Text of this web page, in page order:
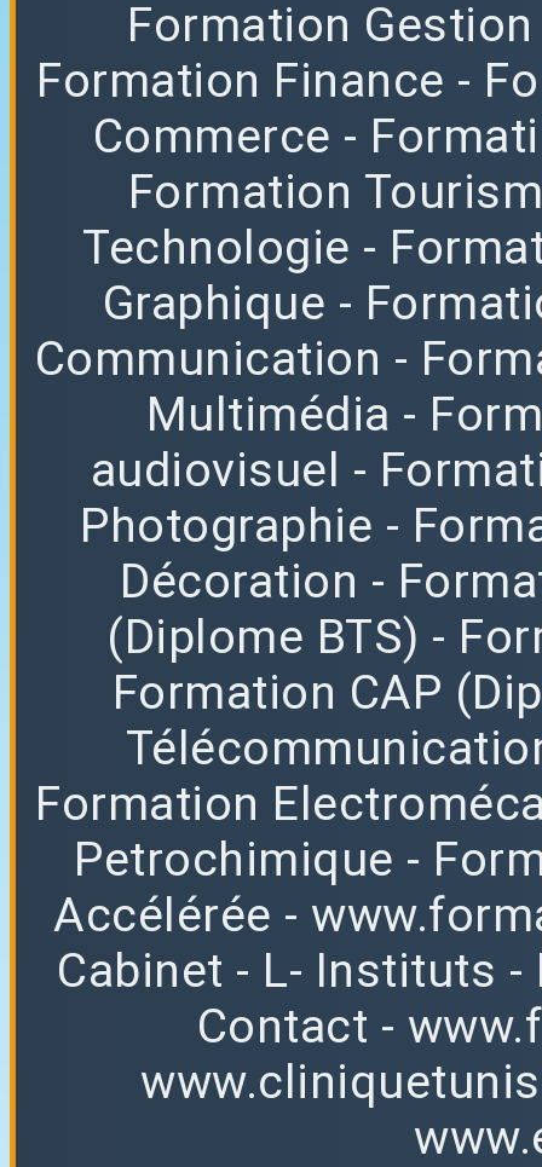
Formation Gestion
Formation Finance -
Commerce -
Formation
Technologie -
Graphique -
Communication -
Multimédia -
audiovisuel -
Photographie -
Décoration -
(Diplome BTS) -
Formation CAP
Formation
Petrochimique -
Accélérée -
Cabinet - L- Instituts -
Contact -